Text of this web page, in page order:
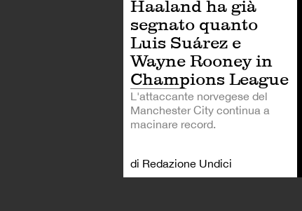
Haaland ha già
segnato quanto
Luis Suárez e
Wayne Rooney in
Champions League
L'attaccante norvegese del
Manchester City continua a
macinare record.
di Redazione Undici